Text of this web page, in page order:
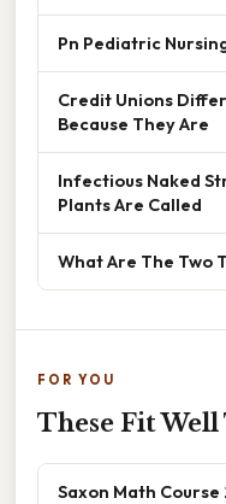
Pn Pediatric
Credit Unions
Because They Are
Infectious Naked
Plants Are Called
What Are The Two
FOR YOU
These Fit
Saxon Math